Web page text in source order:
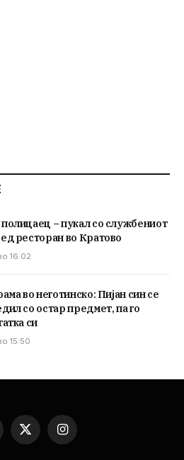
– пукал со службениот
ресторан во Кратово
16:02
во неготинско: Пијан син се
со остар предмет, па го
си
15:50
X
Instagram